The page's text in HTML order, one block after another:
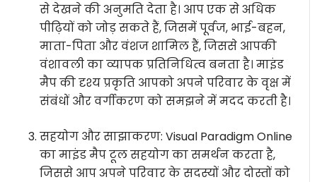
से देखने की अनुमति देता है। आप एक से अधिक
पीढ़ियों को जोड़ सकते हैं, जिसमें पूर्वज, भाई-बहन,
माता-पिता और वंशज शामिल हैं, जिससे आपकी
वंशावली का व्यापक प्रतिनिधित्व बनता है। माइंड
मैप की दृश्य प्रकृति आपको अपने परिवार के वृक्ष में
संबंधों और वर्गीकरण को समझने में मदद करती है।
सहयोग और साझाकरण: Visual Paradigm Online
का माइंड मैप टूल सहयोग का समर्थन करता है,
जिससे आप अपने परिवार के सदस्यों और दोस्तों को